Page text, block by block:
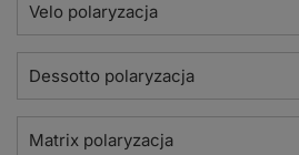
Velo polaryzacja
Dessotto polaryzacja
Matrix polaryzacja